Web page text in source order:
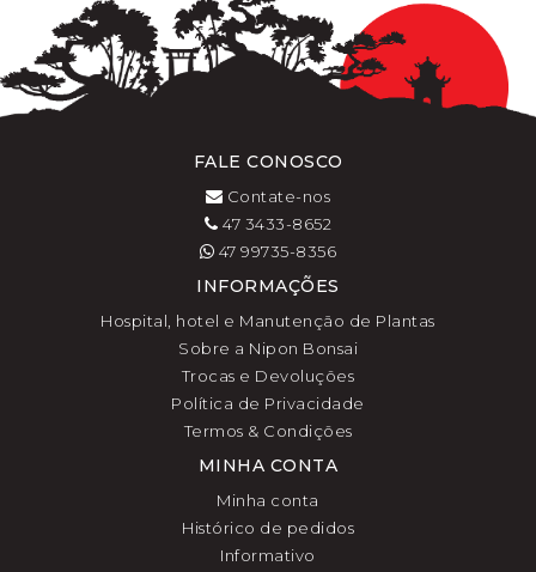
FALE CONOSCO
Contate-nos
47 3433-8652
47 99735-8356
INFORMAÇÕES
Hospital, hotel e Manutenção de Plantas
Sobre a Nipon Bonsai
Trocas e Devoluções
Política de Privacidade
Termos & Condições
MINHA CONTA
Minha conta
Histórico de pedidos
Informativo